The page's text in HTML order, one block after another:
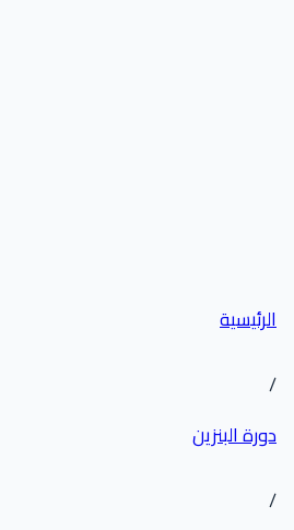
البنزين